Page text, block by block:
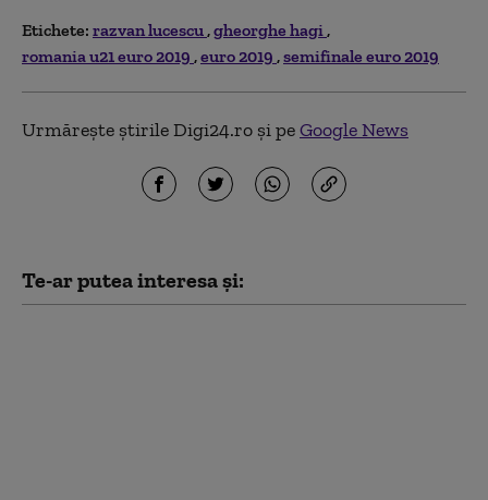
Etichete: razvan lucescu gheorghe hagi
romania u21 euro 2019 euro 2019 semifinale euro 2019
Urmărește știrile Digi24.ro și peGoogle News
Te-ar putea interesa și: